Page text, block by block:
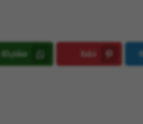
حفظ
Pinterest
مشاركة
Whatsapp